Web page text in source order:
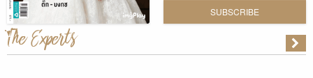
SUBSCRIBE
The Experts